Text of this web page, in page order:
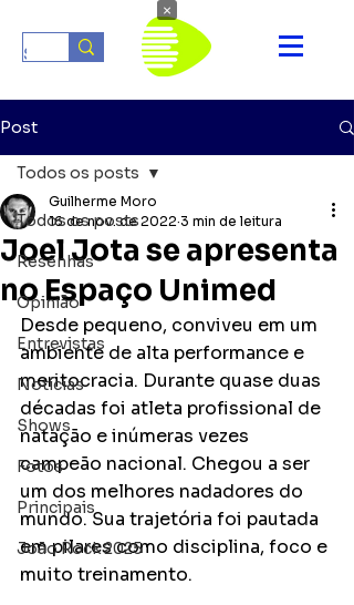
Post
Todos os posts
Resenhas
Opinião
Entrevistas
Notícias
Shows
Fotos
Principais
João Rock 2025
Todos os posts
Joel Jota se apresenta
no Espaço Unimed
Guilherme Moro
16 de nov. de 2022 3 min de leitura
Desde pequeno, conviveu em um
ambiente de alta performance e
meritocracia. Durante quase duas
décadas foi atleta profissional de
natação e inúmeras vezes
campeão nacional. Chegou a ser
um dos melhores nadadores do
mundo. Sua trajetória foi pautada
em pilares como disciplina, foco e
muito treinamento.
×